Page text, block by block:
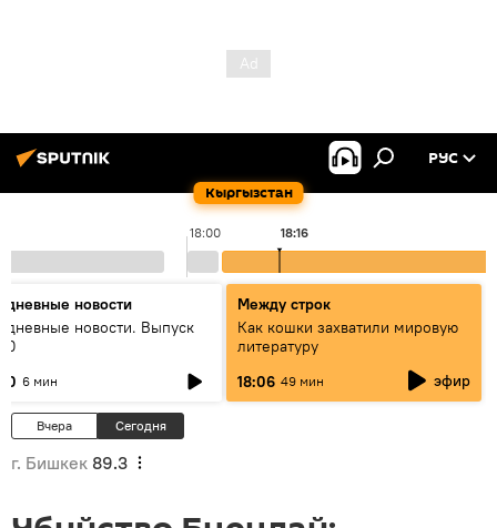
Кыргызстан
РУС
18:00 18:16
новости
новости. Выпуск
6 мин
Между строк
Как кошки захватили мировую
литературу
18:06 49 мин эфир
Вчера Сегодня
г. Бишкек 89.3